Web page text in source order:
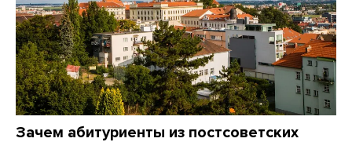
Зачем абитуриенты из постсоветских